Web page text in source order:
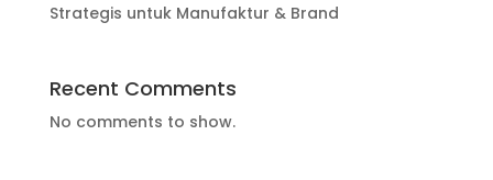
Strategis untuk Manufaktur & Brand
Recent Comments
No comments to show.